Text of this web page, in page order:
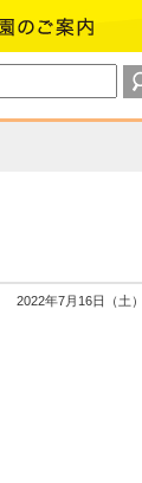
2022年7月16日（土）